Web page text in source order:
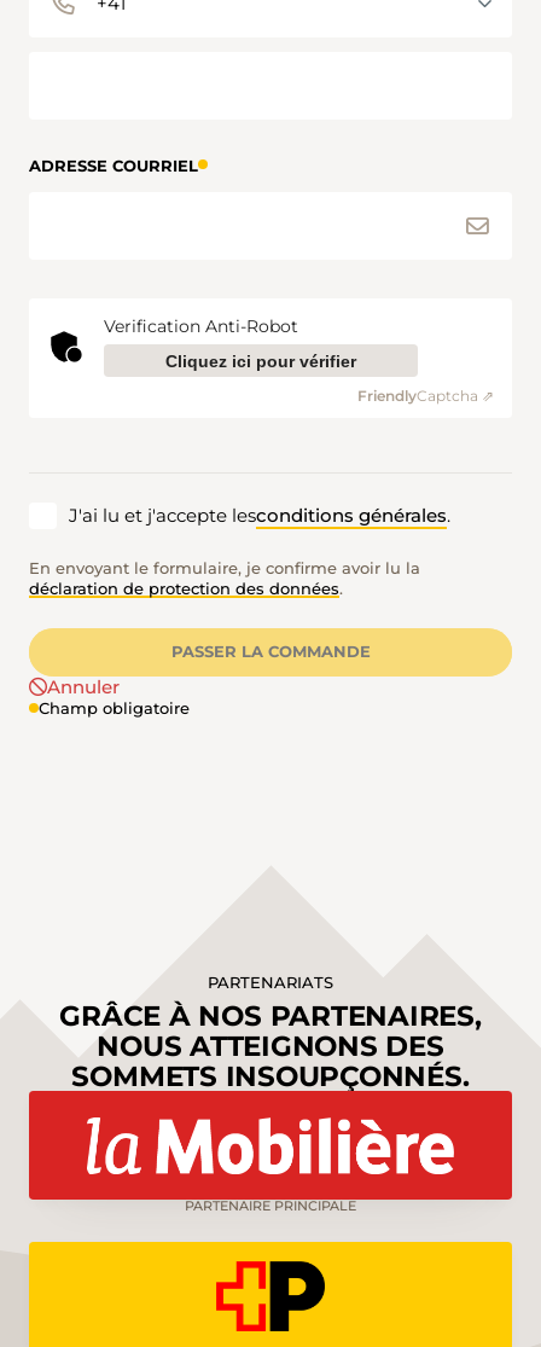
ADRESSE COURRIEL
Verification Anti-Robot
Cliquez ici pour vérifier
FriendlyCaptcha ⇗
J'ai lu et j'accepte lesconditions générales.
En envoyant le formulaire, je confirme avoir lu la
déclaration de protection des données.
PASSER LA COMMANDE
Annuler
Champ obligatoire
PARTENARIATS
GRÂCE À NOS PARTENAIRES,
NOUS ATTEIGNONS DES
SOMMETS INSOUPÇONNÉS.
PARTENAIRE PRINCIPALE